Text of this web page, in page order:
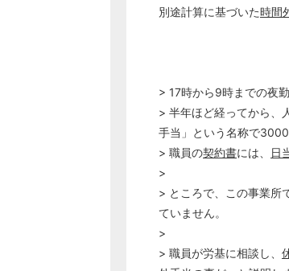
別途計算に基づいた時間
> 17時から9時までの夜
> 半年ほど経ってから、
手当」という名称で3000
> 職員の契約書には、 日
>
> ところで、この事業所
ていません。
>
> 職員が労基に相談し、